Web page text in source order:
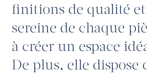
finitions de qualité
sereine de chaque
à créer un espace
De plus, elle dispose